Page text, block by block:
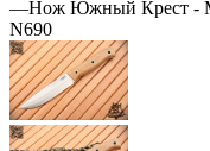
—Нож Южный Крест -
N690